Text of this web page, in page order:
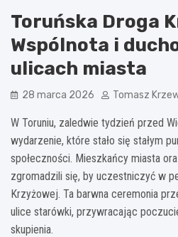
Toruńska Droga
Wspólnota i
ulicach miasta
28 marca 2026 Tomasz
W Toruniu, zaledwie tydzień przed
wydarzenie, które stało się stałym
społeczności. Mieszkańcy miasta
zgromadzili się, by uczestniczyć w
Krzyżowej. Ta barwna ceremonia
ulice starówki, przywracając
skupienia.